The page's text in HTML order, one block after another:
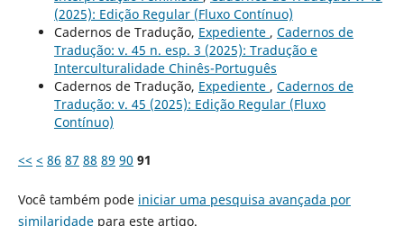
(2025): Edição Regular (Fluxo Contínuo)
Cadernos de Tradução, Expediente , Cadernos de
Tradução: v. 45 n. esp. 3 (2025): Tradução e
Interculturalidade Chinês-Português
Cadernos de Tradução, Expediente , Cadernos de
Tradução: v. 45 (2025): Edição Regular (Fluxo
Contínuo)
<< < 86 87 88 89 90 91
Você também pode iniciar uma pesquisa avançada por
similaridadepara este artigo.